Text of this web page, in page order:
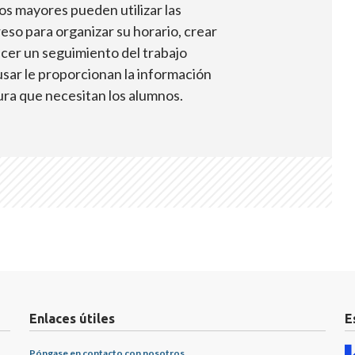
mayores pueden utilizar las
para organizar su horario, crear
un seguimiento del trabajo
le proporcionan la información
que necesitan los alumnos.
Enlaces útiles